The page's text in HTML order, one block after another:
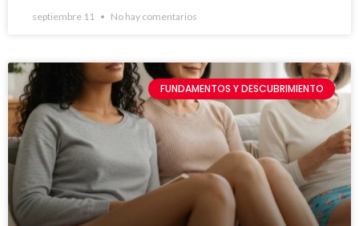
septiembre 11 No hay comentarios
FUNDAMENTOS Y DESCUBRIMIENTO